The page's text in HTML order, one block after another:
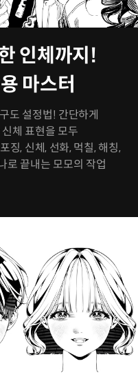
인체까지!
마스터
도 설정법! 간단하게
체 표현을 모두
징, 신체, 선화, 먹칠, 해칭,
로 끝내는 모모의 작업